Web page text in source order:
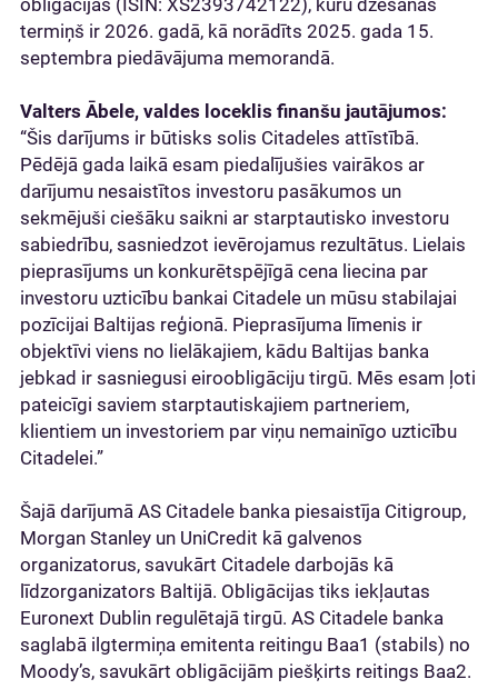
obligācijas (ISIN: XS2393742122), kuru dzēšanas
termiņš ir 2026. gadā, kā norādīts 2025. gada 15.
septembra piedāvājuma memorandā.
Valters Ābele, valdes loceklis finanšu jautājumos:
“Šis darījums ir būtisks solis Citadeles attīstībā.
Pēdējā gada laikā esam piedalījušies vairākos ar
darījumu nesaistītos investoru pasākumos un
sekmējuši ciešāku saikni ar starptautisko investoru
sabiedrību, sasniedzot ievērojamus rezultātus. Lielais
pieprasījums un konkurētspējīgā cena liecina par
investoru uzticību bankai Citadele un mūsu stabilajai
pozīcijai Baltijas reģionā. Pieprasījuma līmenis ir
objektīvi viens no lielākajiem, kādu Baltijas banka
jebkad ir sasniegusi eiroobligāciju tirgū. Mēs esam ļoti
pateicīgi saviem starptautiskajiem partneriem,
klientiem un investoriem par viņu nemainīgo uzticību
Citadelei.”
Šajā darījumā AS Citadele banka piesaistīja Citigroup,
Morgan Stanley un UniCredit kā galvenos
organizatorus, savukārt Citadele darbojās kā
līdzorganizators Baltijā. Obligācijas tiks iekļautas
Euronext Dublin regulētajā tirgū. AS Citadele banka
saglabā ilgtermiņa emitenta reitingu Baa1 (stabils) no
Moody’s, savukārt obligācijām piešķirts reitings Baa2.